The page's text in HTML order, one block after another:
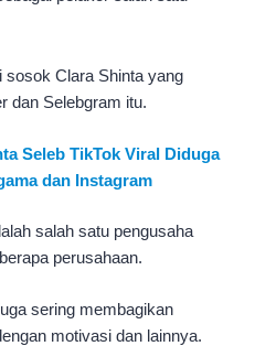
sosok Clara Shinta yang
dan Selebgram itu.
Seleb TikTok Viral Diduga
dan Instagram
salah satu pengusaha
perusahaan.
sering membagikan
motivasi dan lainnya.